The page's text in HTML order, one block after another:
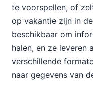
te voorspellen, of
op vakantie zijn in
beschikbaar om
halen, en ze leveren
verschillende
naar gegevens van